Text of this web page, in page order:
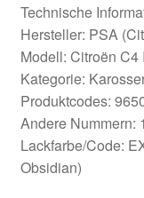
Technische
Hersteller: PSA
Modell: Citroën C4
Kategorie:
Produktcodes:
Andere Nummern:
Lackfarbe/Code:
Obsidian)